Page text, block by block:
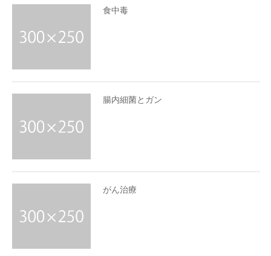
食中毒
腸内細菌とガン
がん治療